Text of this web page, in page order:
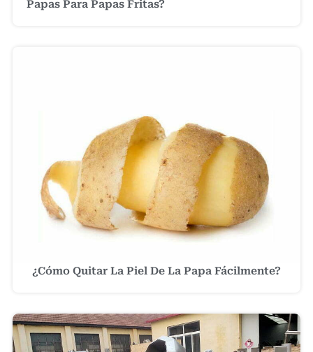
Papas Para Papas Fritas?
¿Cómo Quitar La Piel De La Papa Fácilmente?